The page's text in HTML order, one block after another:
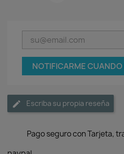
NOTIFICARME
Escriba su propia reseña
Pago seguro con Tarjeta,